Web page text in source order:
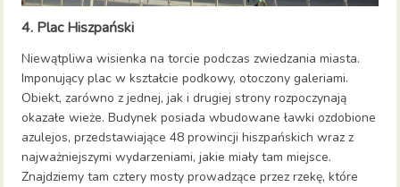
4. Plac Hiszpański
Niewątpliwa wisienka na torcie podczas zwiedzania miasta.
Imponujący plac w kształcie podkowy, otoczony galeriami.
Obiekt, zarówno z jednej, jak i drugiej strony rozpoczynają
okazałe wieże. Budynek posiada wbudowane ławki ozdobione
azulejos, przedstawiające 48 prowincji hiszpańskich wraz z
najważniejszymi wydarzeniami, jakie miały tam miejsce.
Znajdziemy tam cztery mosty prowadzące przez rzekę, które